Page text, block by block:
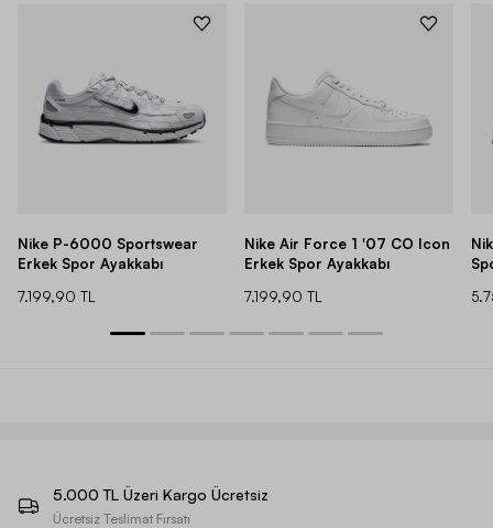
Nike P-6000 Sportswear
Erkek Spor Ayakkabı
7.199,90 TL
Nike Air Force 1 '07 CO Icon
Erkek Spor Ayakkabı
7.199,90 TL
5.000 TL Üzeri Kargo Ücretsiz
Ücretsiz Teslimat Fırsatı